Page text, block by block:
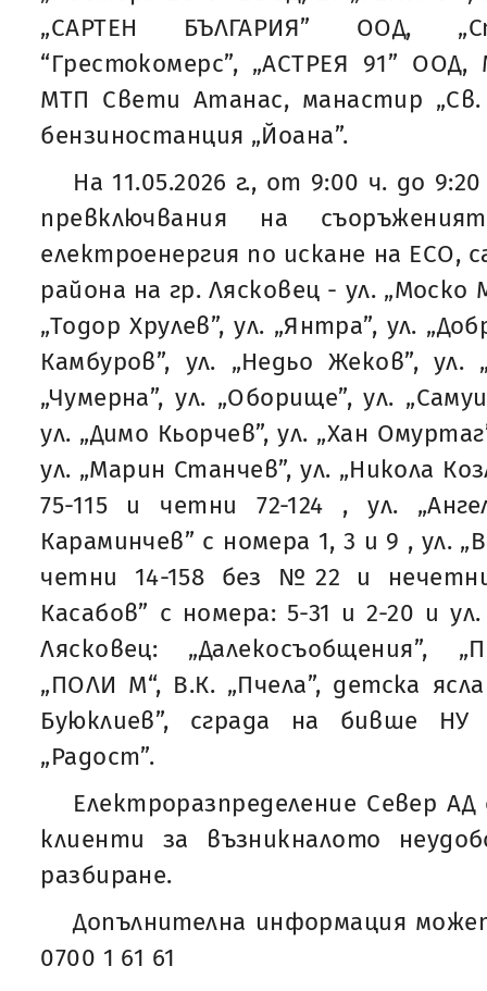
„САРТЕН БЪЛГАРИЯ” ООД,
“Грестокомерс”, „АСТРЕЯ 91”
МТП Свети Атанас, манастир
бензиностанция „Йоана”.
На 11.05.2026 г., от 9:00 ч. до
превключвания на
електроенергия по искане на ЕСО,
района на гр. Лясковец - ул. „Моско
„Тодор Хрулев”, ул. „Янтра”, ул.
Камбуров”, ул. „Недьо Жеков”,
„Чумерна”, ул. „Оборище”, ул.
ул. „Димо Кьорчев”, ул. „Хан
ул. „Марин Станчев”, ул. „Никола
75-115 и четни 72-124 , ул.
Караминчев” с номера 1, 3 и 9 , ул.
четни 14-158 без №22 и
Касабов” с номера: 5-31 и 2-20 и
Лясковец: „Далекосъобщения”,
„ПОЛИ М“, В.К. „Пчела”, детскa
Буюклиев”, сграда на бивше НУ
„Радост”.
Електроразпределение Север
клиенти за възникналото
разбиране.
Допълнителна информация
0700 1 61 61